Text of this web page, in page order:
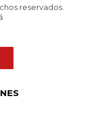
reservados.